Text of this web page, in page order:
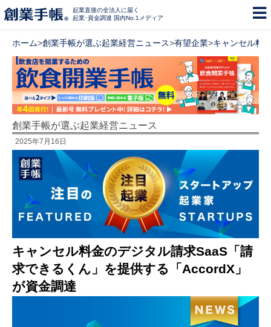
起業直後の全法人に届く
起業･資金調達 国内No.1メディア
ホーム>創業手帳が選ぶ起業経営ニュース>有望企業>キャンセル料
創業手帳が選ぶ起業経営ニュース
2025年7月16日
キャンセル料金のデジタル請求SaaS「請
求できるくん」を提供する「AccordX」
が資金調達